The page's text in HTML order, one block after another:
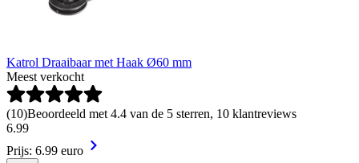
Katrol Draaibaar met Haak Ø60 mm
Meest verkocht
(10)Beoordeeld met 4.4 van de 5 sterren, 10 klantreviews
6.99
Prijs: 6.99 euro